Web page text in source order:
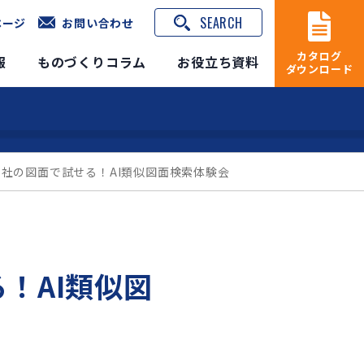
ジ お問い合わせ SEARCH
ものづくりコラム お役立ち資料
カタログ
ダウンロード
の図面で試せる！AI類似図面検索体験会
AI類似図